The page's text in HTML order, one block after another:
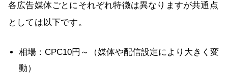
各広告媒体ごとにそれぞれ特徴は異なりますが共通点
としては以下です。
相場：CPC10円～（媒体や配信設定により大きく変
動）